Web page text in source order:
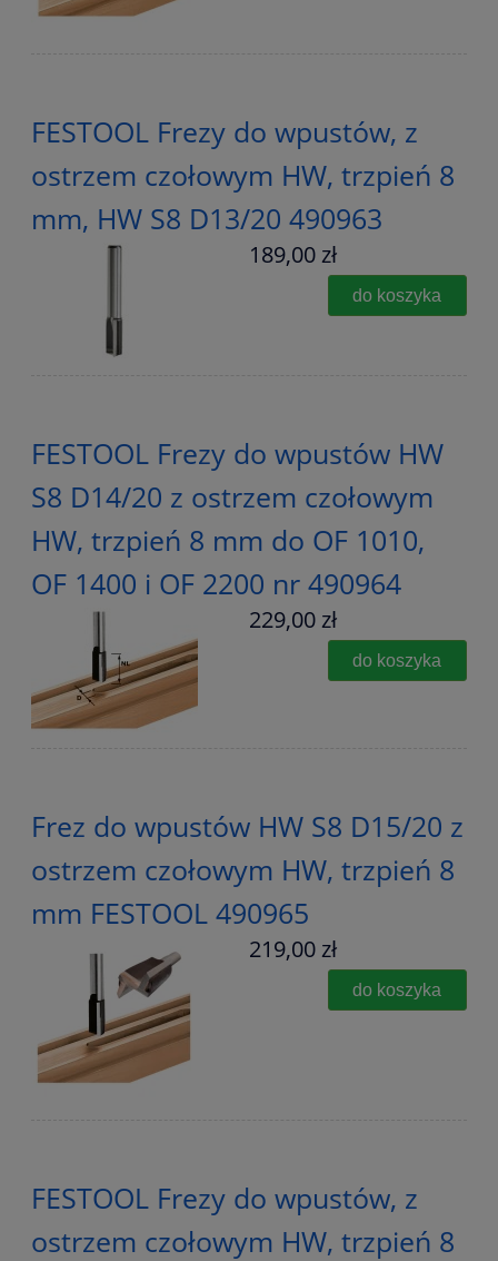
FESTOOL Frezy do wpustów, z
ostrzem czołowym HW, trzpień 8
mm, HW S8 D13/20 490963
189,00 zł
do koszyka
FESTOOL Frezy do wpustów HW
S8 D14/20 z ostrzem czołowym
HW, trzpień 8 mm do OF 1010,
OF 1400 i OF 2200 nr 490964
229,00 zł
do koszyka
Frez do wpustów HW S8 D15/20 z
ostrzem czołowym HW, trzpień 8
mm FESTOOL 490965
219,00 zł
do koszyka
FESTOOL Frezy do wpustów, z
ostrzem czołowym HW, trzpień 8